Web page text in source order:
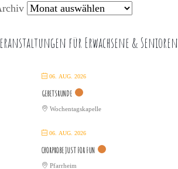
für Erwachsene & Senioren
06. AUG. 2026
GEBETSRUNDE
Wochentagskapelle
06. AUG. 2026
CHORPROBE JUST FOR FUN
Pfarrheim